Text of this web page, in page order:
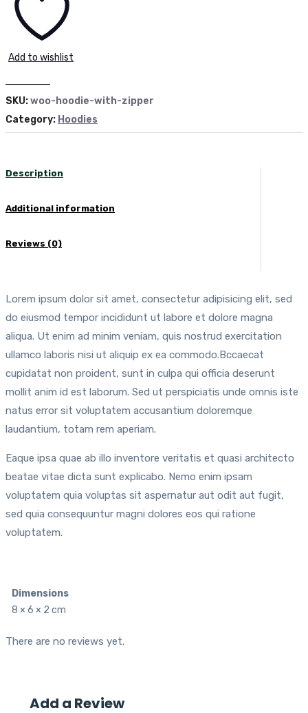
Add to wishlist
SKU:woo-hoodie-with-zipper
Category: Hoodies
Description
Additional information
Reviews (0)
Lorem ipsum dolor sit amet, consectetur adipisicing elit, sed
do eiusmod tempor incididunt ut labore et dolore magna
aliqua. Ut enim ad minim veniam, quis nostrud exercitation
ullamco laboris nisi ut aliquip ex ea commodo.Bccaecat
cupidatat non proident, sunt in culpa qui officia deserunt
mollit anim id est laborum. Sed ut perspiciatis unde omnis iste
natus error sit voluptatem accusantium doloremque
laudantium, totam rem aperiam.
Eaque ipsa quae ab illo inventore veritatis et quasi architecto
beatae vitae dicta sunt explicabo. Nemo enim ipsam
voluptatem quia voluptas sit aspernatur aut odit aut fugit,
sed quia consequuntur magni dolores eos qui ratione
voluptatem.
Dimensions
8 × 6 × 2 cm
There are no reviews yet.
Add a Review